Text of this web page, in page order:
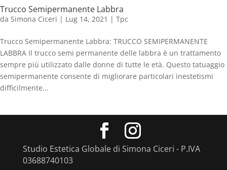
Trucco Semipermanente Labbra
da Simona Ciceri | Lug 14, 2021 | Tpc
Trucco Semipermanente Labbra: TRUCCO SEMIPERMANENTE
LABBRA Il trucco semi permanente delle labbra è un trattamento
sempre più utilizzato dalle donne di tutte le età. Questo tatuaggio
semipermanente consente di migliorare particolari inestetismi
difficilmente...
Studio Estetica Globale di Simona Ciceri - P.IVA
03688740103